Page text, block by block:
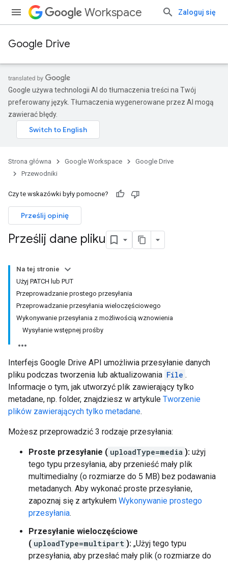
Workspace Zaloguj się
Google Drive
Google używa technologii AI do tłumaczenia treści na Twój
preferowany język. Tłumaczenia wygenerowane przez AI mogą
zawierać błędy.
Strona główna Google Workspace
Google Drive
Przewodniki
Czy te wskazówki były pomocne?
Prześlij opinię
Prześlij dane pliku
Na tej stronie
Użyj PATCH lub PUT
Przeprowadzanie prostego przesyłania
Przeprowadzanie przesyłania wieloczęściowego
Wykonywanie przesyłania z możliwością wznowienia
Wysyłanie wstępnej prośby
Interfejs Google Drive API umożliwia przesyłanie danych
pliku podczas tworzenia lub aktualizowania File .
Informacje o tym, jak utworzyć plik zawierający tylko
metadane, np. folder, znajdziesz w artykule Tworzenie
plików zawierających tylko metadane.
Możesz przeprowadzić 3 rodzaje przesyłania:
Proste przesyłanie ( uploadType=media ): użyj
tego typu przesyłania, aby przenieść mały plik
multimedialny (o rozmiarze do 5 MB) bez podawania
metadanych. Aby wykonać proste przesyłanie,
zapoznaj się z artykułem Wykonywanie prostego
przesyłania.
Przesyłanie wieloczęściowe
( uploadType=multipart ): „Użyj tego typu
przesyłania, aby przesłać mały plik (o rozmiarze do